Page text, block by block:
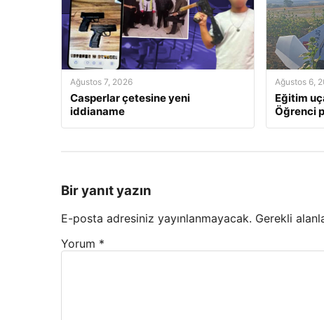
Ağustos 7, 2026
Casperlar çetesine yeni
iddianame
Ağustos 6,
Eğitim
Öğrenci
Bir yanıt yazın
E-posta adresiniz yayınlanmayacak. Gerekli
Yorum *